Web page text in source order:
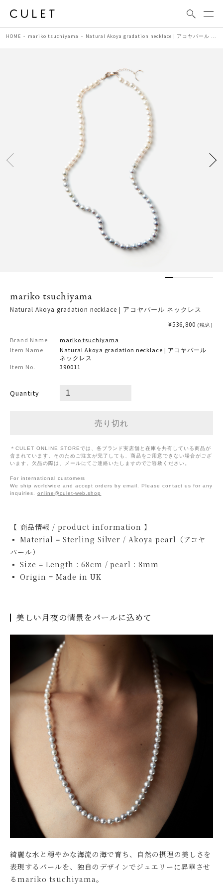
HOME mariko tsuchiyama Natural Akoya gradation necklace | アコヤパール ネックレス
mariko tsuchiyama
Natural Akoya gradation necklace | アコヤパール ネックレス
¥536,800 (税込)
Brand Name
mariko tsuchiyama
Item Name
Natural Akoya gradation necklace | アコヤパール
ネックレス
Item No.
390011
Quantity
＊CULET ONLINE STOREでは、各ブランド実店舗と在庫を共有している商品が
含まれています。そのためご注文が完了しても、商品をご用意できない場合がござ
います。欠品の際は、メールにてご連絡いたしますのでご容赦ください。
For international customers
We ship worldwide and accept orders by email. Please contact us for any
inquiries. online@culet-web.shop
【 商品情報 / product information 】
▪ Material = Sterling Silver / Akoya pearl（アコヤ
パール）
▪ Size = Length : 68cm / pearl : 8mm
▪ Origin = Made in UK
美しい月夜の情景をパールに込めて
綺麗な水と穏やかな海流の海で育ち、自然の摂理の美しさを
表現するパールを、独自のデザインでジュエリーに昇華させ
るmariko tsuchiyama。